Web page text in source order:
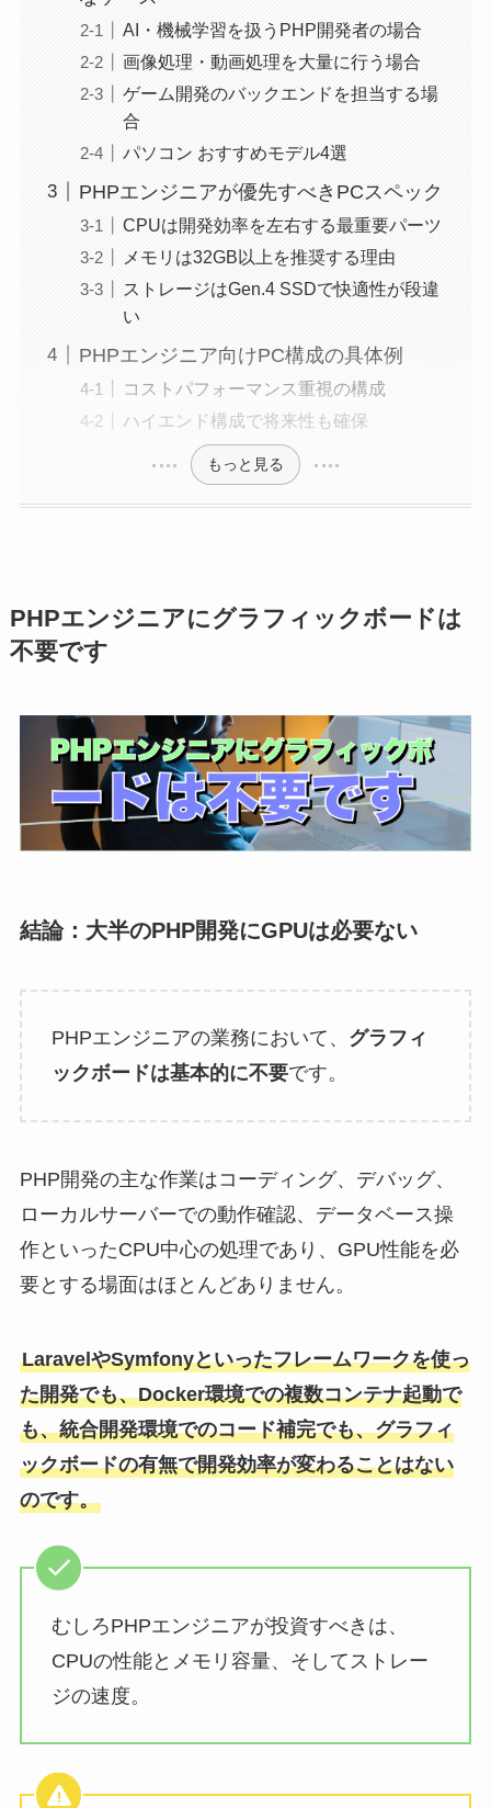
AI・機械学習を扱うPHP開発者の場合
画像処理・動画処理を大量に行う場合
ゲーム開発のバックエンドを担当する場
合
パソコン おすすめモデル4選
PHPエンジニアが優先すべきPCスペック
CPUは開発効率を左右する最重要パーツ
メモリは32GB以上を推奨する理由
ストレージはGen.4 SSDで快適性が段違
い
PHPエンジニア向けPC構成の具体例
コストパフォーマンス重視の構成
ハイエンド構成で将来性も確保
もっと見る
PHPエンジニアにグラフィックボードは
不要です
結論：大半のPHP開発にGPUは必要ない
PHPエンジニアの業務において、 グラフィ
ックボードは基本的に不要です。
PHP開発の主な作業はコーディング、デバッグ、
ローカルサーバーでの動作確認、データベース操
作といったCPU中心の処理であり、GPU性能を必
要とする場面はほとんどありません。
LaravelやSymfonyといったフレームワークを使っ
た開発でも、Docker環境での複数コンテナ起動で
も、統合開発環境でのコード補完でも、グラフィ
ックボードの有無で開発効率が変わることはない
のです。
むしろPHPエンジニアが投資すべきは、
CPUの性能とメモリ容量、そしてストレー
ジの速度。